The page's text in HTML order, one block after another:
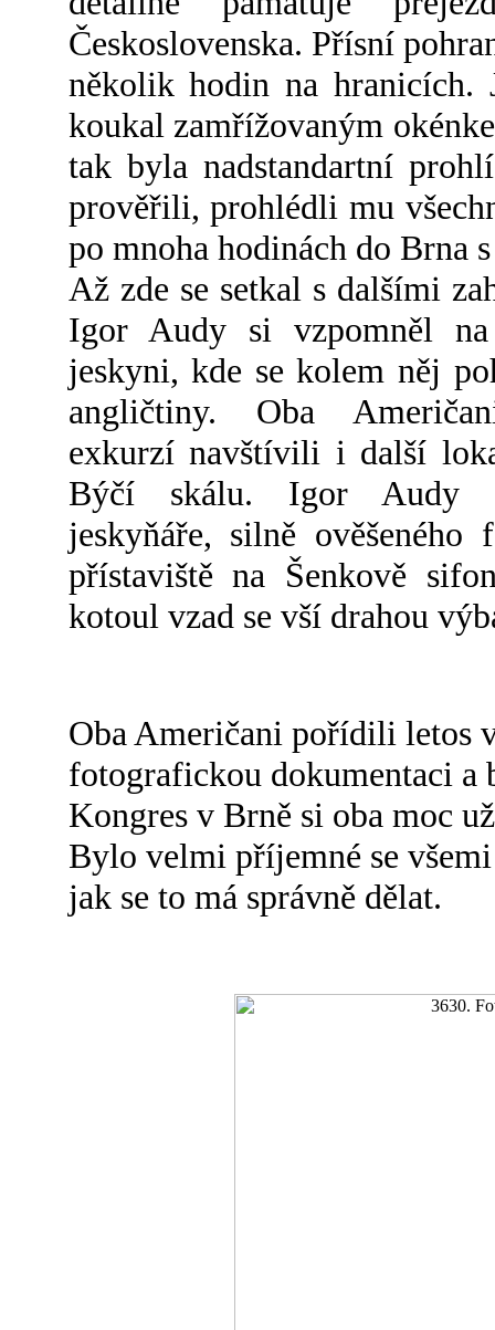
Československa. Přísní
několik hodin na
koukal zamřížovaným
tak byla nadstandartní
prověřili, prohlédli mu
po mnoha hodinách do Brna
Až zde se setkal s dalšími
Igor Audy si vzpomněl na
jeskyni, kde se kolem něj
angličtiny. Oba
exkurzí navštívili i další
Býčí skálu. Igor Audy
jeskyňáře, silně
přístaviště na Šenkově
kotoul vzad se vší drahou
Oba Američani pořídili letos
fotografickou dokumentaci
Kongres v Brně si oba moc
Bylo velmi příjemné se
jak se to má správně dělat.